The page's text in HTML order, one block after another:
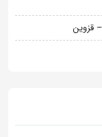
قزوین